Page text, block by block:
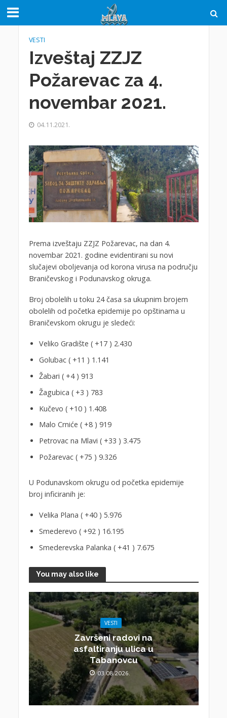
VESTI
Izveštaj ZZJZ
Požarevac za 4.
novembar 2021.
04.11.2021.
Prema izveštaju ZZJZ Požarevac, na dan 4.
novembar 2021. godine evidentirani su novi
slučajevi oboljevanja od korona virusa na području
Braničevskog i Podunavskog okruga.
Broj obolelih u toku 24 časa sa ukupnim brojem
obolelih od početka epidemije po opštinama u
Braničevskom okrugu je sledeći:
Veliko Gradište ( +17 ) 2.430
Golubac ( +11 ) 1.141
Žabari ( +4 ) 913
Žagubica ( +3 ) 783
Kučevo ( +10 ) 1.408
Malo Crniće ( +8 ) 919
Petrovac na Mlavi ( +33 ) 3.475
Požarevac ( +75 ) 9.326
U Podunavskom okrugu od početka epidemije
broj inficiranih je:
Velika Plana ( +40 ) 5.976
Smederevo ( +92 ) 16.195
Smederevska Palanka ( +41 ) 7.675
You may also like
VESTI
Završeni radovi na
asfaltiranju ulica u
Tabanovcu
03.08.2026.